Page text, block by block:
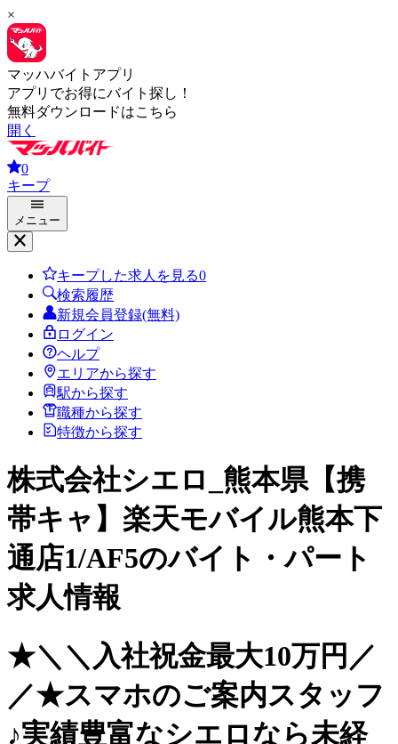
×
マッハバイトアプリ
アプリでお得にバイト探し！
無料ダウンロードはこちら
開く
0
キープ
メニュー
キープした求人を見る0
検索履歴
新規会員登録(無料)
ログイン
ヘルプ
エリアから探す
駅から探す
職種から探す
特徴から探す
株式会社シエロ_熊本県【携
帯キャ】楽天モバイル熊本下
通店1/AF5のバイト・パート
求人情報
★＼＼入社祝金最大10万円／
／★スマホのご案内スタッフ
♪実績豊富なシエロなら未経